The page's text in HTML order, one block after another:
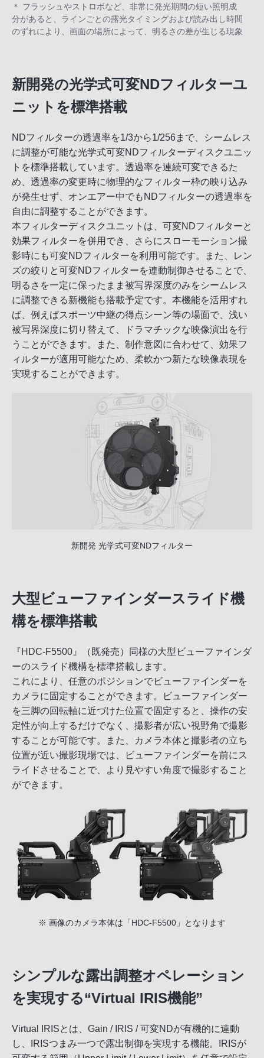
＊ フラッシュやストロボなど、非常に発光期間の短い照明成
分があると、ラインごとの露光タイミングおよび読み出し時間
のずれにより、画面の場所によって、明るさの差が生じる現象
新開発の光学式可変NDフィルターユ
ニットを標準搭載
NDフィルターの透過率を1/3から1/256まで、シームレス
に調整が可能な光学式可変NDフィルターディスクユニッ
トを標準搭載しています。透過率を連続可変できるた
め、透過率の変更時に物理的なフィルター枠の映り込み
が発生せず、オンエアー中でもNDフィルターの透過率を
自由に調整することができます。
本フィルターディスクユニットは、可変NDフィルターと
効果フィルターを併用でき、さらにスローモーション撮
影時にも可変NDフィルターを利用可能です。また、レン
ズの絞りと可変NDフィルターを連動制御させることで、
明るさを一定に保ったまま被写界深度のみをシームレス
に調整できる新機能も搭載予定です。本機能を活用すれ
ば、例えばスポーツ中継の得点シーン等の場面で、浅い
被写界深度に切り替えて、ドラマチックな映像演出を行
うことができます。また、制作意図に合わせて、効果フ
ィルターが適用可能なため、柔軟かつ新たな映像表現を
実現することができます。
新開発 光学式可変NDフィルター
大型ビューファインダースライド機
構を標準搭載
『HDC-F5500』（既発売）同様の大型ビューファインダ
ーのスライド機構を標準搭載します。
これにより、任意のポジションでビューファインダーを
カメラに固定することができます。ビューファインダー
を三脚の回転軸に近づけた位置で固定すると、操作の安
定性が向上するだけでなく、撮影者が広い視野角で撮影
することが可能です。また、カメラ本体と撮影者の立ち
位置が近い撮影現場では、ビューファインダーを前にス
ライドさせることで、より見やすい角度で撮影すること
ができます。
※ 画像のカメラ本体は「HDC-F5500」となります
シンプルな露出調整オペレーション
を実現する“Virtual IRIS機能”
Virtual IRISとは、Gain / IRIS / 可変NDが有機的に連動
し、IRISつまみ一つで露出制御を実現する機能。IRISが